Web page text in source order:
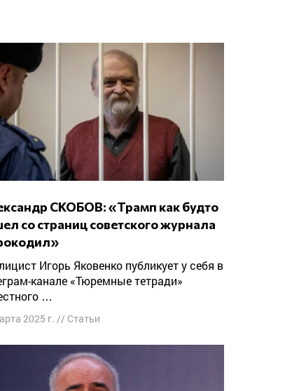
со страниц советского журнала
канале «Тюремные тетради»
…
2025 г. // Статьи